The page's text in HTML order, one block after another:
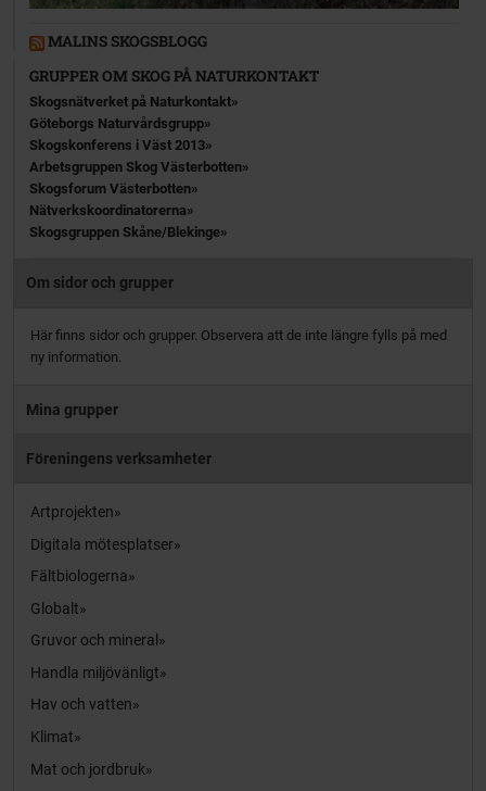
MALINS SKOGSBLOGG
GRUPPER OM SKOG PÅ NATURKONTAKT
Skogsnätverket på Naturkontakt
Göteborgs Naturvårdsgrupp
Skogskonferens i Väst 2013
Arbetsgruppen Skog Västerbotten
Skogsforum Västerbotten
Nätverkskoordinatorerna
Skogsgruppen Skåne/Blekinge
Om sidor och grupper
Här finns sidor och grupper. Observera att de inte längre fylls på med
ny information.
Mina grupper
Föreningens verksamheter
Artprojekten
Digitala mötesplatser
Fältbiologerna
Globalt
Gruvor och mineral
Handla miljövänligt
Hav och vatten
Klimat
Mat och jordbruk